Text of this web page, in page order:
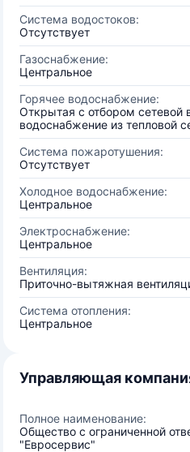
Система водостоков:
Отсутствует
Газоснабжение:
Центральное
Горячее водоснабжение:
Открытая с отбором сетевой
водоснабжение из тепловой
Система пожаротушения:
Отсутствует
Холодное водоснабжение:
Центральное
Электроснабжение:
Центральное
Вентиляция:
Приточно-вытяжная
Система отопления:
Центральное
Управляющая
Полное наименование:
Общество с ограниченной
"Евросервис"